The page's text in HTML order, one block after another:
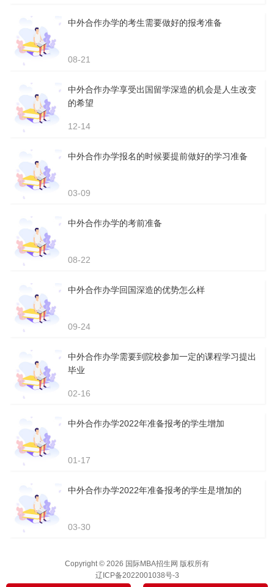
中外合作办学的考生需要做好的报考准备
08-21
中外合作办学享受出国留学深造的机会是人生改变
的希望
12-14
中外合作办学报名的时候要提前做好的学习准备
03-09
中外合作办学的考前准备
08-22
中外合作办学回国深造的优势怎么样
09-24
中外合作办学需要到院校参加一定的课程学习提出
毕业
02-16
中外合作办学2022年准备报考的学生增加
01-17
中外合作办学2022年准备报考的学生是增加的
03-30
Copyright © 2026 国际MBA招生网 版权所有
辽ICP备2022001038号-3